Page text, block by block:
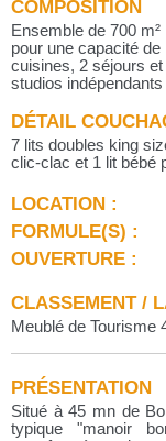
COMPOSITION
Ensemble de 700
pour une capacité
cuisines, 2 séjours
studios
DÉTAIL
7 lits doubles king
clic-clac et 1 lit bébé
LOCATION :
FORMULE(S) :
OUVERTURE :
CLASSEMENT /
Meublé de Tourisme
PRÉSENTATION
Situé à 45 mn de
typique "manoir